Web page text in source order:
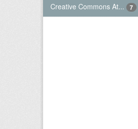
Creative Commons At...
7